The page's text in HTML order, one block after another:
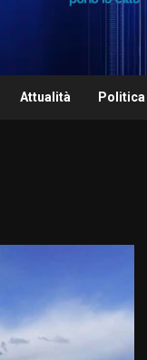
Attualità Politica